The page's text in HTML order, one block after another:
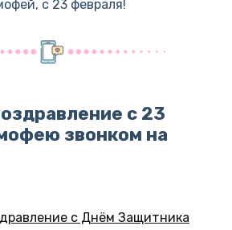
с 23 февраля!
с 23
звонком на
с Днём Защитника